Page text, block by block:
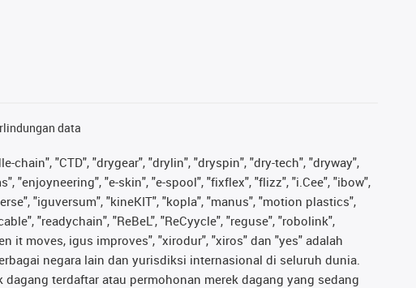
data
"CTD", "drygear", "drylin", "dryspin", "dry-tech", "dryway",
"enjoyneering", "e-skin", "e-spool", "fixflex", "flizz", "i.Cee", "ibow",
"iguversum", "kineKIT", "kopla", "manus", "motion plastics",
"readychain", "ReBeL", "ReCyycle", "reguse", "robolink",
it moves, igus improves", "xirodur", "xiros" dan "yes" adalah
negara lain dan yurisdiksi internasional di seluruh dunia.
terdaftar atau permohonan merek dagang yang sedang